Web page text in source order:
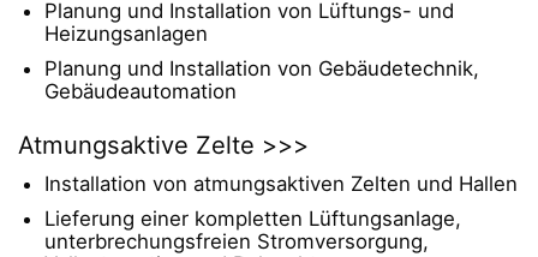
Planung und Installation von Lüftungs- und
Heizungsanlagen
Planung und Installation von Gebäudetechnik,
Gebäudeautomation
Atmungsaktive Zelte >>>
Installation von atmungsaktiven Zelten und Hallen
Lieferung einer kompletten Lüftungsanlage,
unterbrechungsfreien Stromversorgung,